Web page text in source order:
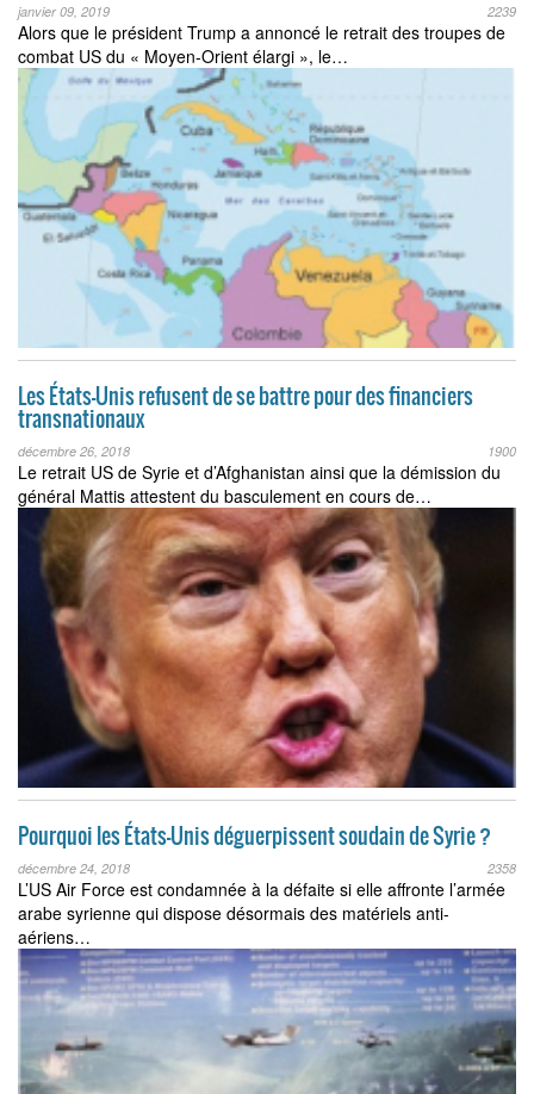
janvier 09, 2019 2239
Alors que le président Trump a annoncé le retrait des troupes de
combat US du « Moyen-Orient élargi », le…
Les États-Unis refusent de se battre pour des financiers
transnationaux
décembre 26, 2018 1900
Le retrait US de Syrie et d’Afghanistan ainsi que la démission du
général Mattis attestent du basculement en cours de…
Pourquoi les États-Unis déguerpissent soudain de Syrie ?
décembre 24, 2018 2358
L’US Air Force est condamnée à la défaite si elle affronte l’armée
arabe syrienne qui dispose désormais des matériels anti-
aériens…